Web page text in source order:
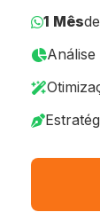
1 Mês